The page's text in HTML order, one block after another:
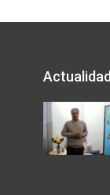
Actualidad